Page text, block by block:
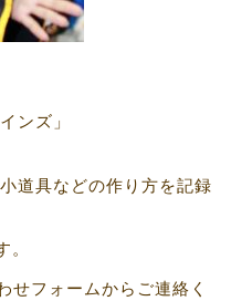
ンズ」
道具などの作り方を記録
。
せフォームからご連絡く